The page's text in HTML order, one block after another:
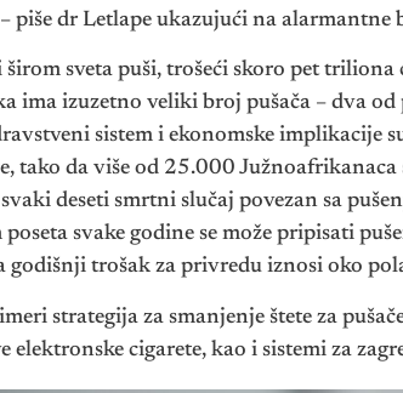
piše dr Letlape ukazujući na alarmantne
sveta puši, trošeći skoro pet
ima izuzetno veliki broj pušača – dva
sistem i ekonomske implikacije
tako da više od 25.000
svaki deseti smrtni slučaj povezan sa
svake godine se može pripisati
godišnji trošak za privredu iznosi oko
strategija za smanjenje štete za
elektronske cigarete, kao i sistemi za